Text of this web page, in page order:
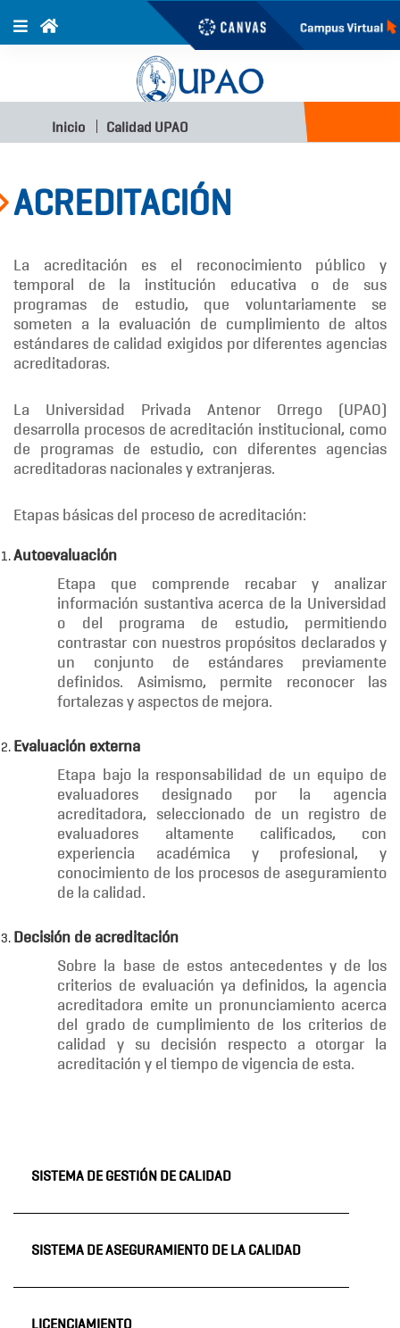
Inicio Calidad UPAO
ACREDITACIÓN
La acreditación es el reconocimiento público y
temporal de la institución educativa o de sus
programas de estudio, que voluntariamente se
someten a la evaluación de cumplimiento de altos
estándares de calidad exigidos por diferentes agencias
acreditadoras.
La Universidad Privada Antenor Orrego (UPAO)
desarrolla procesos de acreditación institucional, como
de programas de estudio, con diferentes agencias
acreditadoras nacionales y extranjeras.
Etapas básicas del proceso de acreditación:
Autoevaluación
Etapa que comprende recabar y analizar
información sustantiva acerca de la Universidad
o del programa de estudio, permitiendo
contrastar con nuestros propósitos declarados y
un conjunto de estándares previamente
definidos. Asimismo, permite reconocer las
fortalezas y aspectos de mejora.
Evaluación externa
Etapa bajo la responsabilidad de un equipo de
evaluadores designado por la agencia
acreditadora, seleccionado de un registro de
evaluadores altamente calificados, con
experiencia académica y profesional, y
conocimiento de los procesos de aseguramiento
de la calidad.
Decisión de acreditación
Sobre la base de estos antecedentes y de los
criterios de evaluación ya definidos, la agencia
acreditadora emite un pronunciamiento acerca
del grado de cumplimiento de los criterios de
calidad y su decisión respecto a otorgar la
acreditación y el tiempo de vigencia de esta.
SISTEMA DE GESTIÓN DE CALIDAD
SISTEMA DE ASEGURAMIENTO DE LA CALIDAD
LICENCIAMIENTO